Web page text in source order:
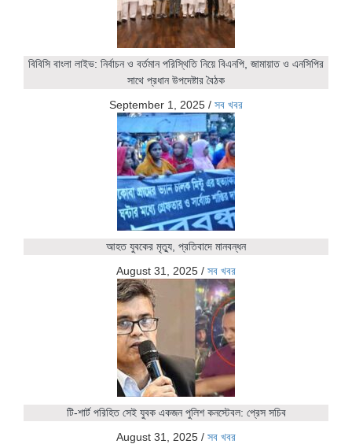
বিবিসি বাংলা লাইভ: নির্বাচন ও বর্তমান পরিস্থিতি নিয়ে বিএনপি, জামায়াত ও এনসিপির
সাথে প্রধান উপদেষ্টার বৈঠক
September 1, 2025 / সব খবর
আহত যুবকের মৃত্যু, প্রতিবাদে মানবন্ধন
August 31, 2025 / সব খবর
টি-শার্ট পরিহিত সেই যুবক একজন পুলিশ কনস্টেবল: প্রেস সচিব
August 31, 2025 / সব খবর